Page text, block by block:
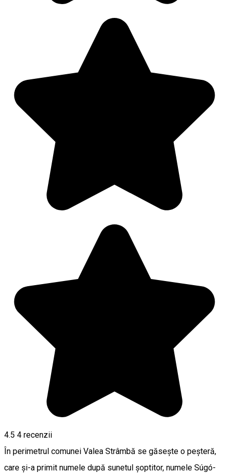
4.5 4 recenzii
În perimetrul comunei Valea Strâmbă se găsește o peșteră,
care și-a primit numele după sunetul șoptitor, numele Súgó-